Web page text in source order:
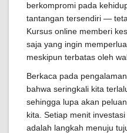
berkompromi pada
tantangan tersendiri —
Kursus online memberi
saja yang ingin
meskipun terbatas oleh
Berkaca pada
bahwa seringkali kita
sehingga lupa akan
kita. Setiap menit
adalah langkah menuju